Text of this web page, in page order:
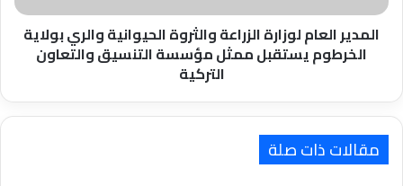
الخرطوم
يستقبل
ممثل
مؤسسة
والتعاون
المدير العام لوزارة الزراعة والثروة الحيوانية والري بولاية
الخرطوم يستقبل ممثل مؤسسة التنسيق والتعاون
التركية
مقالات ذات صلة